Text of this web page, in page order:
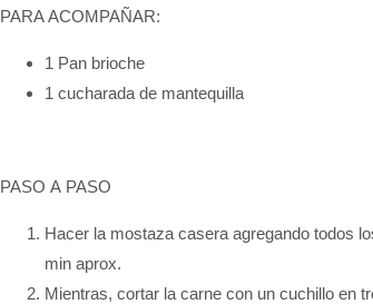
PARA ACOMPAÑAR:
1 Pan brioche
1 cucharada de mantequilla
PASO A PASO
Hacer la mostaza casera agregando todos
min aprox.
Mientras, cortar la carne con un cuchillo en